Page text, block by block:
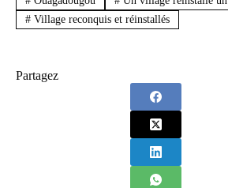
#Village reconquis et réinstallés
Partagez